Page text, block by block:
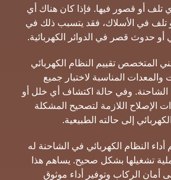
تلف أو قصور فيها. فإذا كان هناك أي
تلف في الأسلاك، فقد يتسبب ذلك في
أو حدوث قصر في الدوائر الكهربائية.
المتخصص تقييم النظام الكهربائي
والمعدات المناسبة لاختبار جميع
الشاحنة. وفي حالة اكتشاف أي خلل أو
الإصلاح اللازمة لتصحيح المشكلة
إلى حالته الطبيعية.
النظام الكهربائي في الشاحنة له
تشغيلها بشكل صحيح. يساهم هذا
أمان الركاب وتوفير أداء موثوق